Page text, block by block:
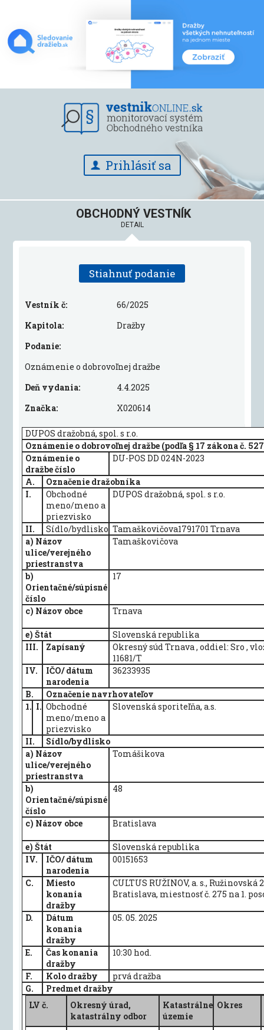
Prihlásiť sa
OBCHODNÝ VESTNÍK
DETAIL
Stiahnuť podanie
Vestník č:
66/2025
Kapitola:
Dražby
Podanie:
Oznámenie o dobrovoľnej dražbe
Deň vydania:
4.4.2025
Značka:
X020614
DUPOS dražobná, spol. s r.o.
Oznámenie o dobrovoľnej dražbe (podľa § 17 zákona č.
Oznámenie o
dražbe číslo
DU-POS DD 024N-2023
A.
Označenie dražobníka
I.
Obchodné
meno/meno a
priezvisko
DUPOS dražobná, spol. s r.o.
II. Sídlo/bydlisko Tamaškovičova1791701 Trnava
a) Názov
ulice/verejného
priestranstva
Tamaškovičova
b)
Orientačné/súpisné
číslo
17
c) Názov obce Trnava
e) Štát
Slovenská republika
III.
Zapísaný
Okresný súd Trnava , oddiel: Sro ,
11681/T
IV.
IČO/ dátum
narodenia
36233935
B.
Označenie navrhovateľov
1. I. Obchodné
meno/meno a
priezvisko
Slovenská sporiteľňa, a.s.
II.
Sídlo/bydlisko
a) Názov
ulice/verejného
priestranstva
Tomášikova
b)
Orientačné/súpisné
číslo
48
c) Názov obce Bratislava
e) Štát
Slovenská republika
IV.
IČO/ dátum
narodenia
00151653
C.
Miesto
konania
dražby
CULTUS RUŽINOV, a. s., Ružinovská
Bratislava, miestnosť č. 275 na 1.
D.
Dátum
konania
dražby
05. 05. 2025
E.
Čas konania
dražby
10:30 hod.
F. Kolo dražby
prvá dražba
G.
Predmet dražby
LV č.
Okresný úrad,
katastrálny odbor
Katastrálne
územie
Okres